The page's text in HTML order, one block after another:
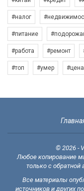
#налог
#питание
#работа #ремонт
#топ #умер #цена
© 2026 -
Любое копирование
только с обратной
Все материалы
источников и других